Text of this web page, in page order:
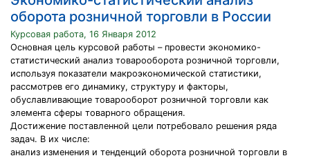
оборота розничной торговли в России
Курсовая работа, 16 Января 2012
Основная цель курсовой работы – провести экономико-
статистический анализ товарооборота розничной торговли,
используя показатели макроэкономической статистики,
рассмотрев его динамику, структуру и факторы,
обуславливающие товарооборот розничной торговли как
элемента сферы товарного обращения.
Достижение поставленной цели потребовало решения ряда
задач. В их числе:
анализ изменения и тенденций оборота розничной торговли в